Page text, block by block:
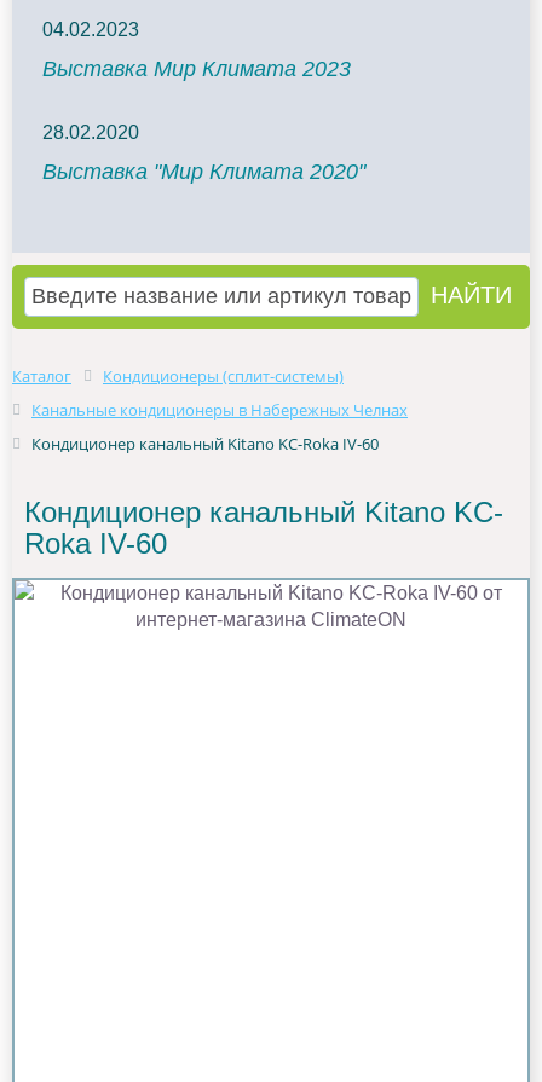
04.02.2023
Выставка Мир Климата 2023
28.02.2020
Выставка "Мир Климата 2020"
Каталог
Кондиционеры (сплит-системы)
Канальные кондиционеры в Набережных Челнах
Кондиционер канальный Kitano KC-Roka IV-60
Кондиционер канальный Kitano KC-
Roka IV-60